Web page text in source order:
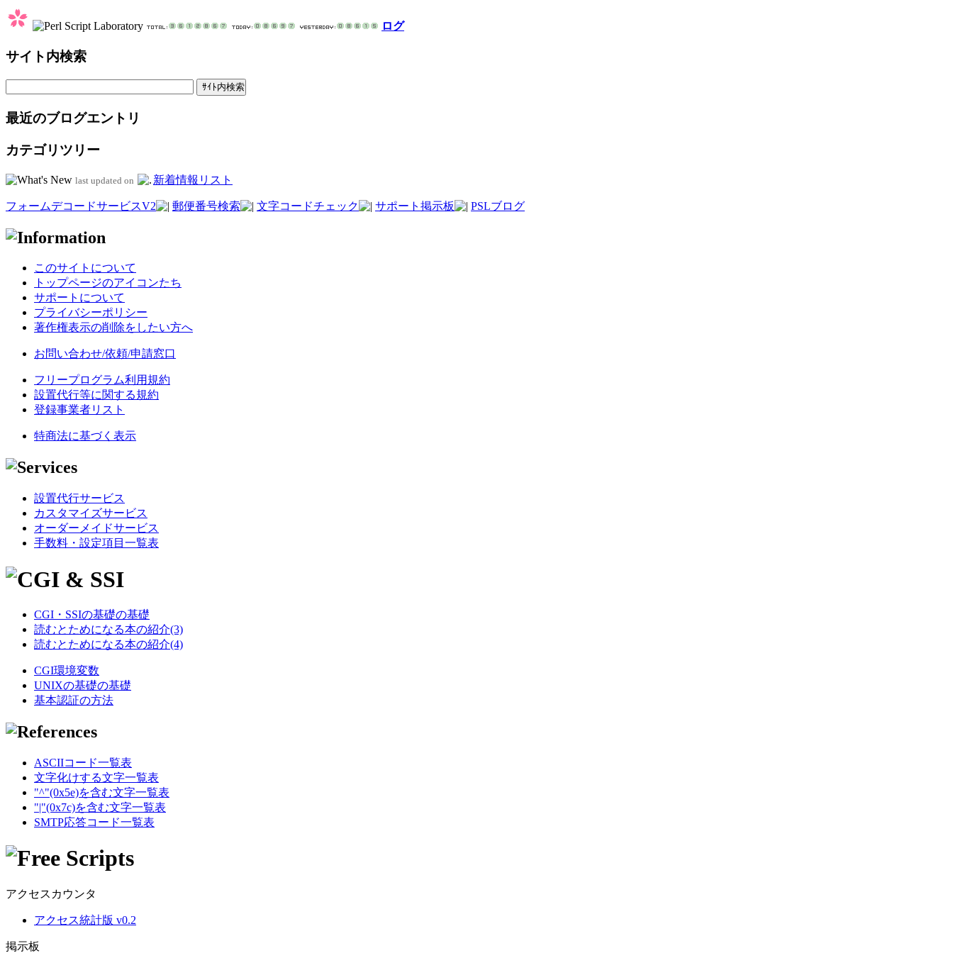
ログ
サイト内検索
最近のブログエントリ
カテゴリツリー
last updated on 新着情報リスト
フォームデコードサービスV2 郵便番号検索 文字コードチェック サポート掲示板 PSLブログ
このサイトについて
トップページのアイコンたち
サポートについて
プライバシーポリシー
著作権表示の削除をしたい方へ
お問い合わせ/依頼/申請窓口
フリープログラム利用規約
設置代行等に関する規約
登録事業者リスト
特商法に基づく表示
設置代行サービス
カスタマイズサービス
オーダーメイドサービス
手数料・設定項目一覧表
CGI・SSIの基礎の基礎
読むとためになる本の紹介(3)
読むとためになる本の紹介(4)
CGI環境変数
UNIXの基礎の基礎
基本認証の方法
ASCIIコード一覧表
文字化けする文字一覧表
"^"(0x5e)を含む文字一覧表
"|"(0x7c)を含む文字一覧表
SMTP応答コード一覧表
アクセスカウンタ
アクセス統計版 v0.2
掲示板